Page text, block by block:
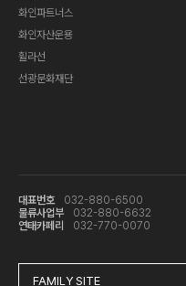
화인파트너스
화인자산운용
휠라선
선광문화재단
대표번호
032-880-6500
물류사업부
032-880-6632
연태카페리
032-770-0070
FAMILY SITE